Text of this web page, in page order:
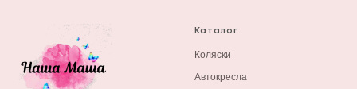
Каталог
Коляски
Автокресла